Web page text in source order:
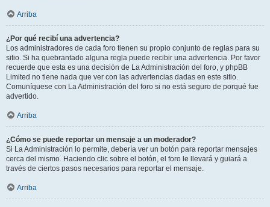
Arriba
¿Por qué recibí una advertencia?
Los administradores de cada foro tienen su propio conjunto de reglas para su
sitio. Si ha quebrantado alguna regla puede recibir una advertencia. Por favor
recuerde que esta es una decisión de La Administración del foro, y phpBB
Limited no tiene nada que ver con las advertencias dadas en este sitio.
Comuníquese con La Administración del foro si no está seguro de porqué fue
advertido.
Arriba
¿Cómo se puede reportar un mensaje a un moderador?
Si La Administración lo permite, debería ver un botón para reportar mensajes
cerca del mismo. Haciendo clic sobre el botón, el foro le llevará y guiará a
través de ciertos pasos necesarios para reportar el mensaje.
Arriba